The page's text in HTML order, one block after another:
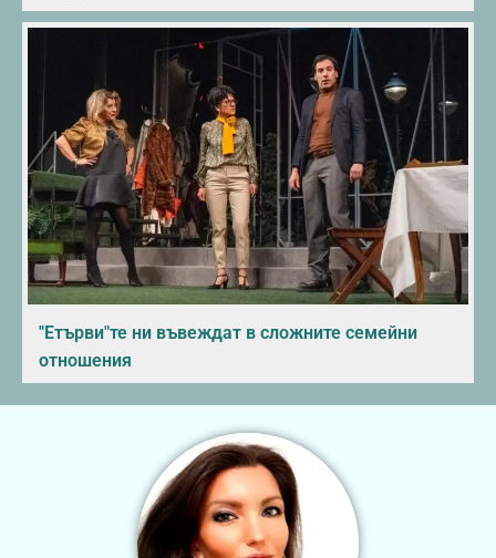
"Етърви"те ни въвеждат в сложните семейни
отношения